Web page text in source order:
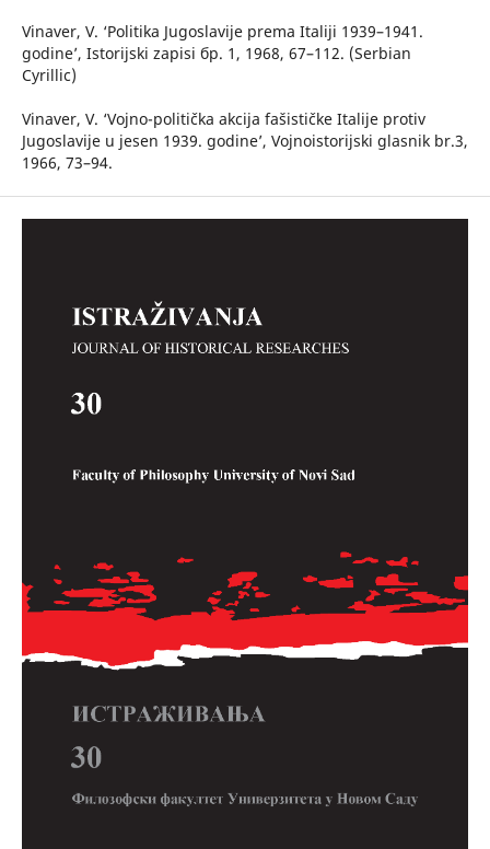
Vinaver, V. ‘Politika Jugoslavije prema Italiji 1939–1941.
godine’, Istorijski zapisi бр. 1, 1968, 67–112. (Serbian
Cyrillic)
Vinaver, V. ‘Vojno-politička akcija fašističke Italije protiv
Jugoslavije u jesen 1939. godine’, Vojnoistorijski glasnik br.3,
1966, 73–94.